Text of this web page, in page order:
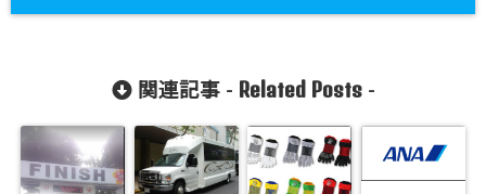
関連記事 - Related Posts-